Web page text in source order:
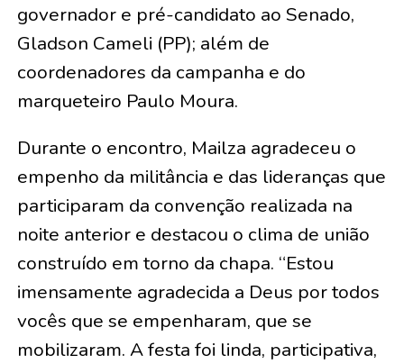
governador e pré-candidato ao Senado,
Gladson Cameli (PP); além de
coordenadores da campanha e do
marqueteiro Paulo Moura.
Durante o encontro, Mailza agradeceu o
empenho da militância e das lideranças que
participaram da convenção realizada na
noite anterior e destacou o clima de união
construído em torno da chapa. “Estou
imensamente agradecida a Deus por todos
vocês que se empenharam, que se
mobilizaram. A festa foi linda, participativa,